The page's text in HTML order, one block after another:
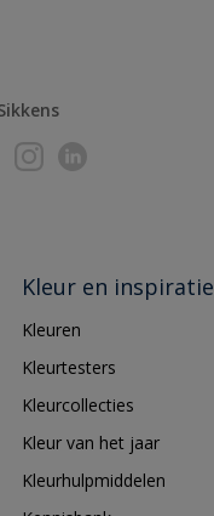
Kleur en inspiratie
Kleuren
Kleurtesters
Kleurcollecties
Kleur van het jaar
Kleurhulpmiddelen